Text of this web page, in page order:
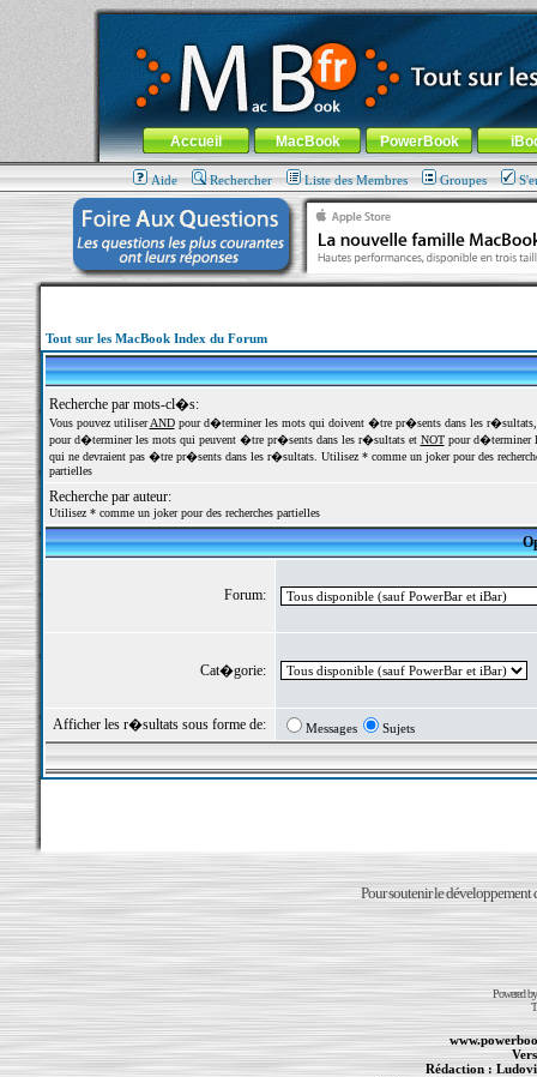
MacBook-fr.com : 100% Apple... 100% nomade !
Aller au contenu-Aller au menu général-Aller au menu de
Menu général
Accueil MacBook PowerBook
Aide Rechercher Liste des Membres Groupes
Tout sur les MacBook Index du Forum
Recherche par mots-cl�s:
Vous pouvez utiliserANDpour d�terminer les mots qui doivent �tre pr�sents dans les
pour d�terminer les mots qui peuvent �tre pr�sents dans les r�sultats et NOTpour d�terminer
qui ne devraient pas �tre pr�sents dans les r�sultats. Utilisez * comme un joker pour des
partielles
Recherche par auteur:
Utilisez * comme un joker pour des recherches partielles
Forum:
Cat�gorie:
Afficher les r�sultats sous forme de: Messages Sujets
Pour soutenir le développement
Powered
Rédaction :